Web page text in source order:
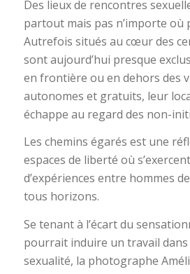
Des lieux de rencontres
partout mais pas n’importe où
Autrefois situés au cœur des
sont aujourd’hui presque
en frontière ou en dehors des
autonomes et gratuits, leur
échappe au regard des non-
Les chemins égarés est une
espaces de liberté où
d’expériences entre hommes
tous horizons.
Se tenant à l’écart du
pourrait induire un travail dans
sexualité, la photographe